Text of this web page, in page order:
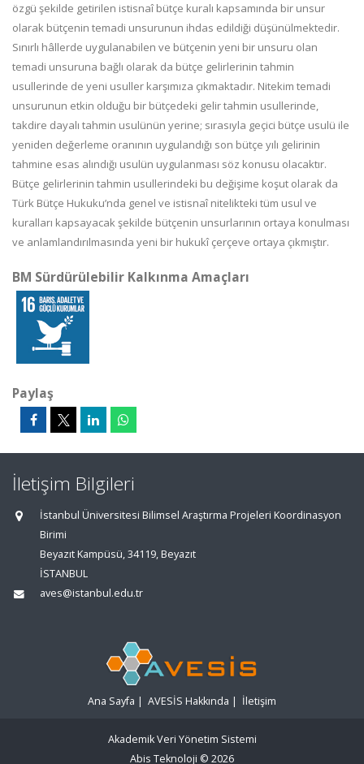
özgü şekilde getirilen istisnaî bütçe kuralı kapsamında bir unsur
olarak bütçenin temadi unsurunun ihdas edildiği düşünülmektedir.
Sınırlı hâllerde uygulanabilen ve bütçenin yeni bir unsuru olan
temadi unsuruna bağlı olarak da bütçe gelirlerinin tahmin
usullerinde de yeni usuller karşımıza çıkmaktadır. Nitekim temadi
unsurunun etkin olduğu bir bütçedeki gelir tahmin usullerinde,
takdire dayalı tahmin usulünün yerine; sırasıyla geçici bütçe usulü ile
yeniden değerleme oranının uygulandığı son bütçe yılı gelirinin
tahmine esas alındığı usulün uygulanması söz konusu olacaktır.
Bütçe gelirlerinin tahmin usullerindeki bu değişime koşut olarak da
Türk Bütçe Hukuku’nda genel ve istisnaî nitelikteki tüm usul ve
kuralları kapsayacak şekilde bütçenin unsurlarının ortaya konulması
ve anlamlandırılmasında yeni bir hukukî çerçeve ortaya çıkmıştır.
BM Sürdürülebilir Kalkınma Amaçları
Paylaş
İletişim Bilgileri
İstanbul Üniversitesi Bilimsel Araştırma Projeleri Koordinasyon
Birimi
Beyazıt Kampüsü, 34119, Beyazıt
İSTANBUL
aves@istanbul.edu.tr
Ana Sayfa | AVESİS Hakkında | İletişim
Akademik Veri Yönetim Sistemi
Abis Teknoloji © 2026